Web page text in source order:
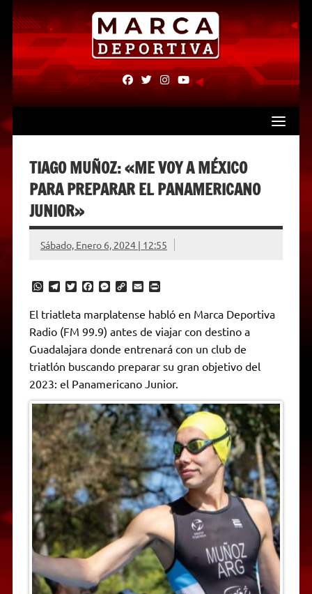
Skip
content
fab
fa-
fab
fa-
fab fab
TIAGO MUÑOZ: «ME VOY A MÉXICO
PARA PREPARAR EL PANAMERICANO
JUNIOR»
Sábado, Enero 6, 2024 | 12:55
W
a
t
s
p
p
T
l
e
g
r
a
m
T
t
t
r
F
e
b
o
o
k
M
s
s
e
n
g
e
C
y
L
n
k
E
i
l
P
i
n
t
r
i
n
d
l
y
El triatleta marplatense habló en Marca Deportiva
Radio (FM 99.9) antes de viajar con destino a
Guadalajara donde entrenará con un club de
triatlón buscando preparar su gran objetivo del
2023: el Panamericano Junior.